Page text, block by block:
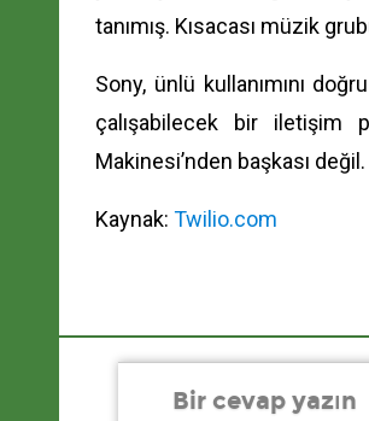
tanımış. Kısacası müzik
Sony, ünlü kullanımını
çalışabilecek bir iletişim
Makinesi’nden başkası değil.
Kaynak: Twilio.com
Bir cevap yazın